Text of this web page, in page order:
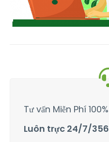
Tư vấn Miễn Phí 100%
Luôn trực 24/7/356